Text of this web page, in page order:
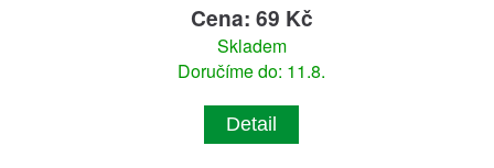
Cena: 69 Kč
Skladem
Doručíme do: 11.8.
Detail